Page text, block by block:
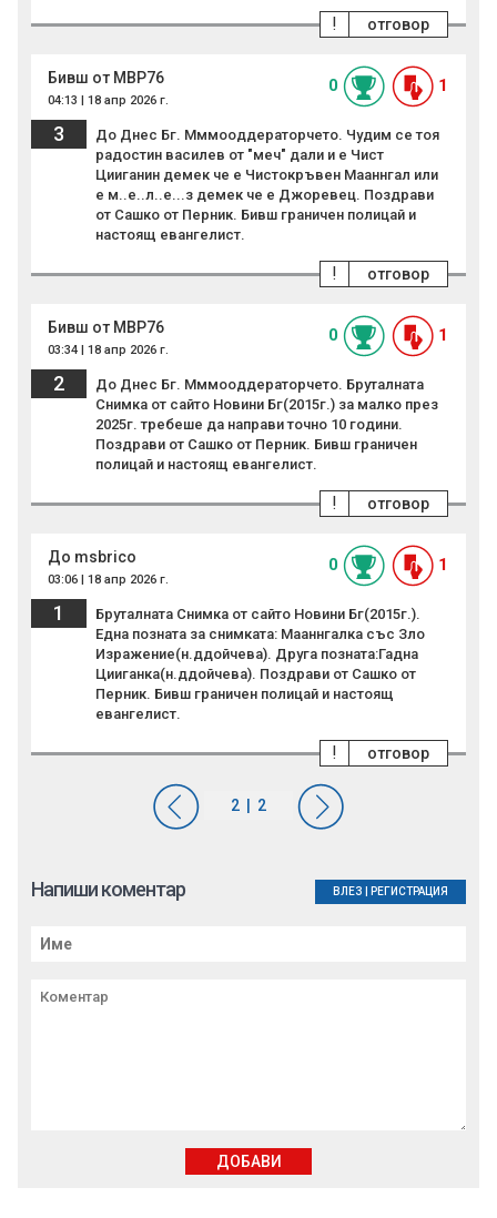
отговор
!
Бивш от МВР76
04:13 | 18 апр 2026 г.
0 1
3
До Днес Бг. Мммооддераторчето. Чудим се тоя
радостин василев от "меч" дали и е Чист
Цииганин демек че е Чистокръвен Мааннгал или
е м..е..л..е...з демек че е Джоревец. Поздрави
от Сашко от Перник. Бивш граничен полицай и
настоящ евангелист.
отговор
!
Бивш от МВР76
03:34 | 18 апр 2026 г.
0 1
2
До Днес Бг. Мммооддераторчето. Бруталната
Снимка от сайто Новини Бг(2015г.) за малко през
2025г. требеше да направи точно 10 години.
Поздрави от Сашко от Перник. Бивш граничен
полицай и настоящ евангелист.
отговор
!
До msbrico
03:06 | 18 апр 2026 г.
0 1
1
Бруталната Снимка от сайто Новини Бг(2015г.).
Една позната за снимката: Мааннгалка със Зло
Изражение(н.ддойчева). Друга позната:Гадна
Цииганка(н.ддойчева). Поздрави от Сашко от
Перник. Бивш граничен полицай и настоящ
евангелист.
отговор
!
Напиши коментар ВЛЕЗ РЕГИСТРАЦИЯ
ДОБАВИ